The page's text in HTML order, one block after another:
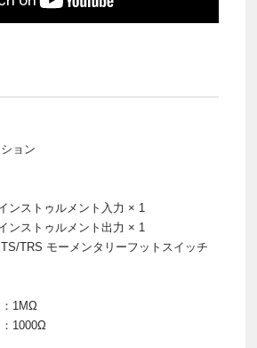
ョン
ンストゥルメント入力 × 1
ンストゥルメント出力 × 1
TRS モーメンタリーフットスイッチ
：1MΩ
1000Ω